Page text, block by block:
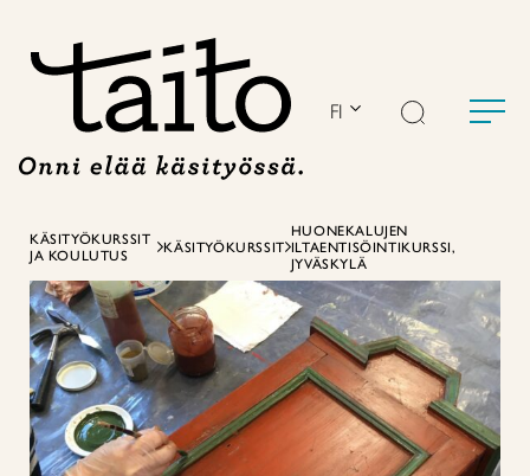
FI
KÄSITYÖKURSSIT
JA KOULUTUS
KÄSITYÖKURSSIT
HUONEKALUJEN
ILTAENTISÖINTIKURSSI,
JYVÄSKYLÄ